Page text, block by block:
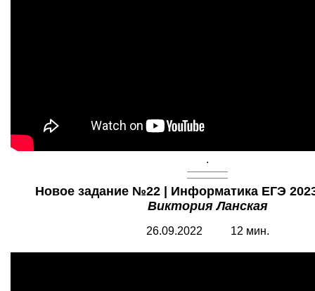
.
Новое задание №22 | Информатика ЕГЭ
Виктория Ланская
26.09.2022 12 мин.